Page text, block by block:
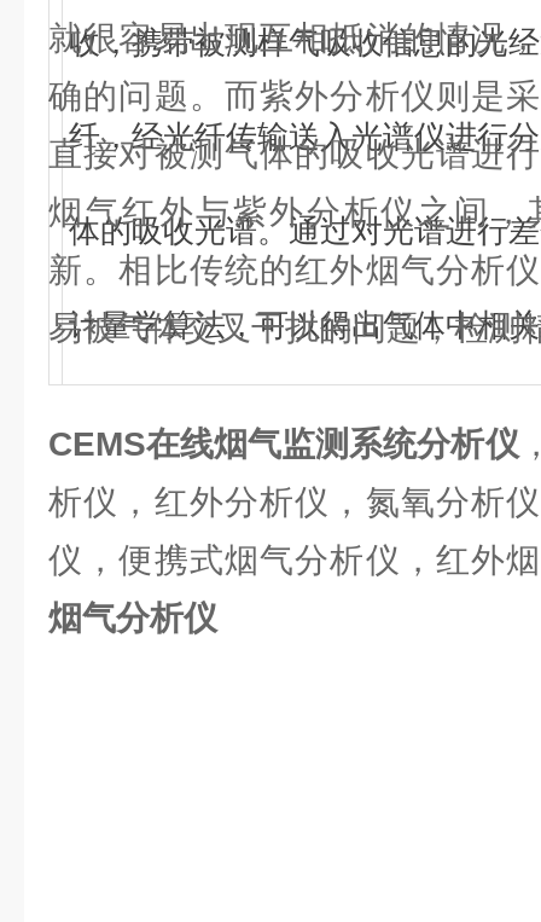
收，携带被测样气吸收信息的光
纤，经光纤传输送入光谱仪进行
体的吸收光谱。通过对光谱进行
计量学算法，可以得出气体中相
就很容易出现互相抵消的情况
确的问题。而紫外分析仪则是
直接对被测气体的吸收光谱进
烟气红外与紫外分析仪之间，
新。相比传统的红外烟气分析
易被气体交叉干扰的问题，检测
CEMS在线烟气监测系统分析仪
析仪，红外分析仪，氮氧分析
仪，便携式烟气分析仪，红外
烟气分析仪